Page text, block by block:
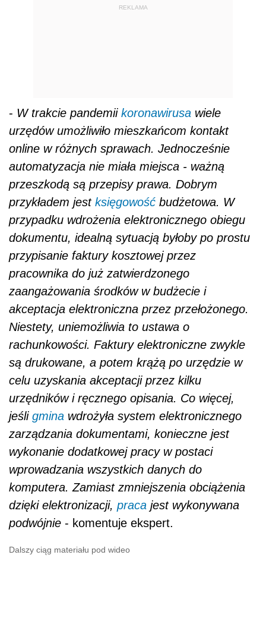
REKLAMA
- W trakcie pandemii koronawirusa wiele
urzędów umożliwiło mieszkańcom kontakt
online w różnych sprawach. Jednocześnie
automatyzacja nie miała miejsca - ważną
przeszkodą są przepisy prawa. Dobrym
przykładem jest księgowość budżetowa. W
przypadku wdrożenia elektronicznego obiegu
dokumentu, idealną sytuacją byłoby po prostu
przypisanie faktury kosztowej przez
pracownika do już zatwierdzonego
zaangażowania środków w budżecie i
akceptacja elektroniczna przez przełożonego.
Niestety, uniemożliwia to ustawa o
rachunkowości. Faktury elektroniczne zwykle
są drukowane, a potem krążą po urzędzie w
celu uzyskania akceptacji przez kilku
urzędników i ręcznego opisania. Co więcej,
jeśli gmina wdrożyła system elektronicznego
zarządzania dokumentami, konieczne jest
wykonanie dodatkowej pracy w postaci
wprowadzania wszystkich danych do
komputera. Zamiast zmniejszenia obciążenia
dzięki elektronizacji, praca jest wykonywana
podwójnie - komentuje ekspert.
Dalszy ciąg materiału pod wideo